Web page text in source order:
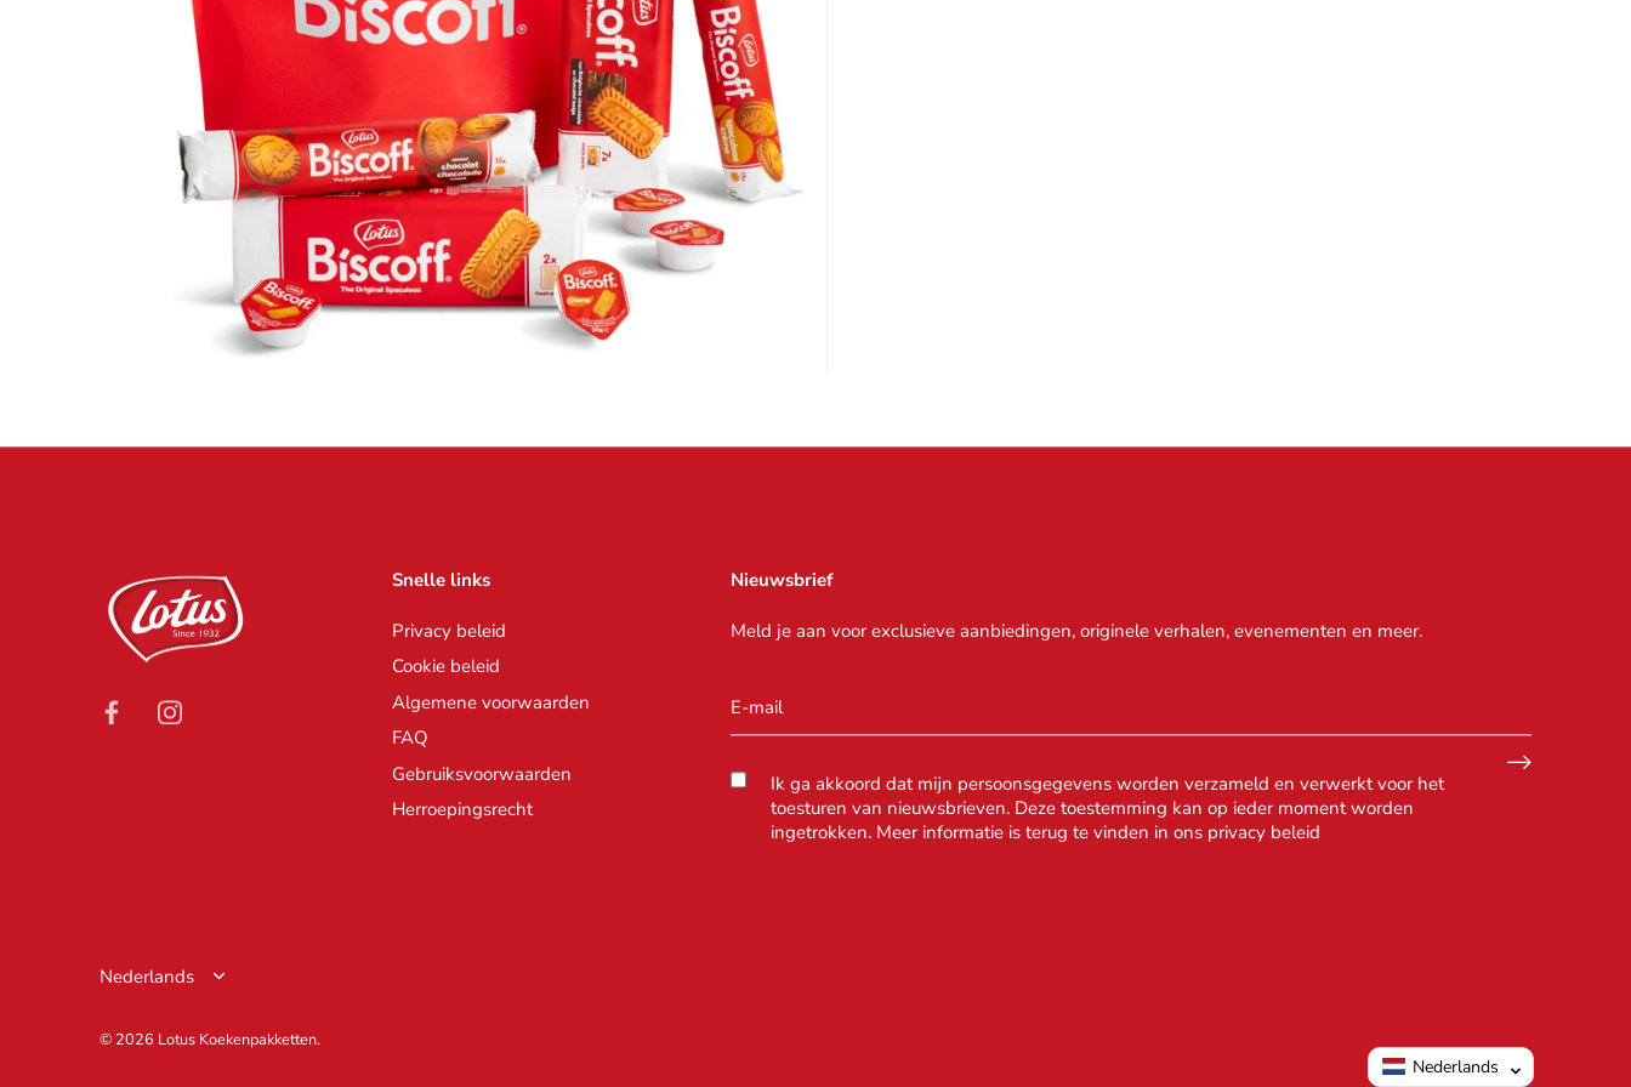
Snelle links
Privacy beleid
Cookie beleid
Algemene voorwaarden
FAQ
Gebruiksvoorwaarden
Herroepingsrecht
Nieuwsbrief
Meld je aan voor exclusieve aanbiedingen, originele verhalen, evenementen en meer.
Ik ga akkoord dat mijn persoonsgegevens worden verzameld en verwerkt voor het
toesturen van nieuwsbrieven. Deze toestemming kan op ieder moment worden
ingetrokken. Meer informatie is terug te vinden in ons privacy beleid
Taal
Nederlands
© 2026 Lotus Koekenpakketten.
Nederlands